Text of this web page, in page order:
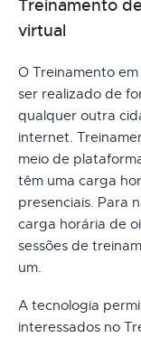
Treinamento
virtual
O Treinamento
ser realizado de
qualquer outra
internet.
meio de
têm uma carga
presenciais. Para
carga horária de
sessões de
um.
A tecnologia
interessados no